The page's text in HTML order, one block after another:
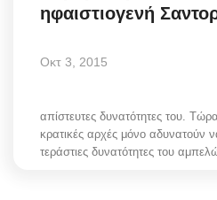
ηφαιστιογενή
Οκτ 3, 2015
απίστευτες δυνατότητες του.
κρατικές αρχές μόνο αδυνατούν
τεράστιες δυνατότητες του